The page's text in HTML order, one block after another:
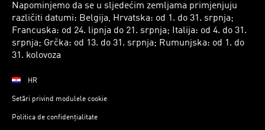
Napominjemo da se u sljedećim zemljama primjenjuju
različiti datumi: Belgija, Hrvatska: od 1. do 31. srpnja;
Francuska: od 24. lipnja do 21. srpnja; Italija: od 4. do 31.
srpnja; Grčka: od 13. do 31. srpnja; Rumunjska: od 1. do
31. kolovoza
HR
Setări privind modulele cookie
Politica de confidențialitate